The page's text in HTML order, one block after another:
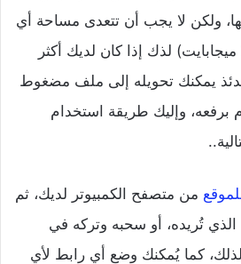
ولكن لا يجب أن تتعدى مساحة أي
ملف تقوم بتحميله (50 ميجابايت) لذك إذا كان لديك أكثر
يمكنك تحويله إلى ملف مضغوط
برفعه، وإليك طريقة استخدام
من متصفح الكمبيوتر لديك، ثم
الذي تُريده، أو سحبه وتركه في
كما يُمكنك وضع أي رابط لأي